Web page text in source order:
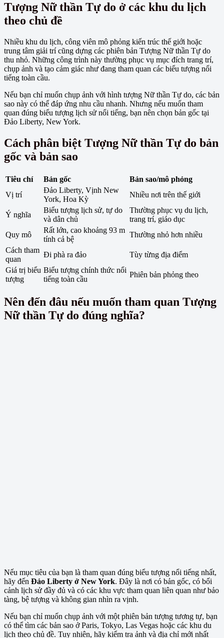
Tượng Nữ thần Tự do ở các khu du lịch
theo chủ đề
Nhiều khu du lịch, công viên mô phỏng kiến trúc thế giới hoặc
trung tâm giải trí cũng dựng các phiên bản Tượng Nữ thần Tự do
thu nhỏ. Những công trình này thường phục vụ mục đích trang trí,
chụp ảnh và tạo cảm giác như đang tham quan các biểu tượng nổi
tiếng toàn cầu.
Nếu bạn chỉ muốn chụp ảnh với hình tượng Nữ thần Tự do, các bản
sao này có thể đáp ứng nhu cầu nhanh. Nhưng nếu muốn tham
quan đúng biểu tượng lịch sử nổi tiếng, bạn nên chọn bản gốc tại
Đảo Liberty, New York.
Cách phân biệt Tượng Nữ thần Tự do bản
gốc và bản sao
Tiêu chí Bản gốc
Bản sao/mô phỏng
Vị trí
Đảo Liberty, Vịnh New
York, Hoa Kỳ
Nhiều nơi trên thế giới
Ý nghĩa
Biểu tượng lịch sử, tự do
và dân chủ
Thường phục vụ du lịch,
trang trí, giáo dục
Quy mô
Rất lớn, cao khoảng 93 m
tính cả bệ
Thường nhỏ hơn nhiều
Cách tham
quan
Đi phà ra đảo
Tùy từng địa điểm
Giá trị biểu
tượng
Biểu tượng chính thức nổi
tiếng toàn cầu
Phiên bản phỏng theo
Nên đến đâu nếu muốn tham quan Tượng
Nữ thần Tự do đúng nghĩa?
Nếu mục tiêu của bạn là tham quan đúng biểu tượng nổi tiếng nhất,
hãy đến Đảo Liberty ở New York. Đây là nơi có bản gốc, có bối
cảnh lịch sử đầy đủ và có các khu vực tham quan liên quan như bảo
tàng, bệ tượng và không gian nhìn ra vịnh.
Nếu bạn chỉ muốn chụp ảnh với một phiên bản tượng tương tự, bạn
có thể tìm các bản sao ở Paris, Tokyo, Las Vegas hoặc các khu du
lịch theo chủ đề. Tuy nhiên, hãy kiểm tra ảnh và địa chỉ mới nhất